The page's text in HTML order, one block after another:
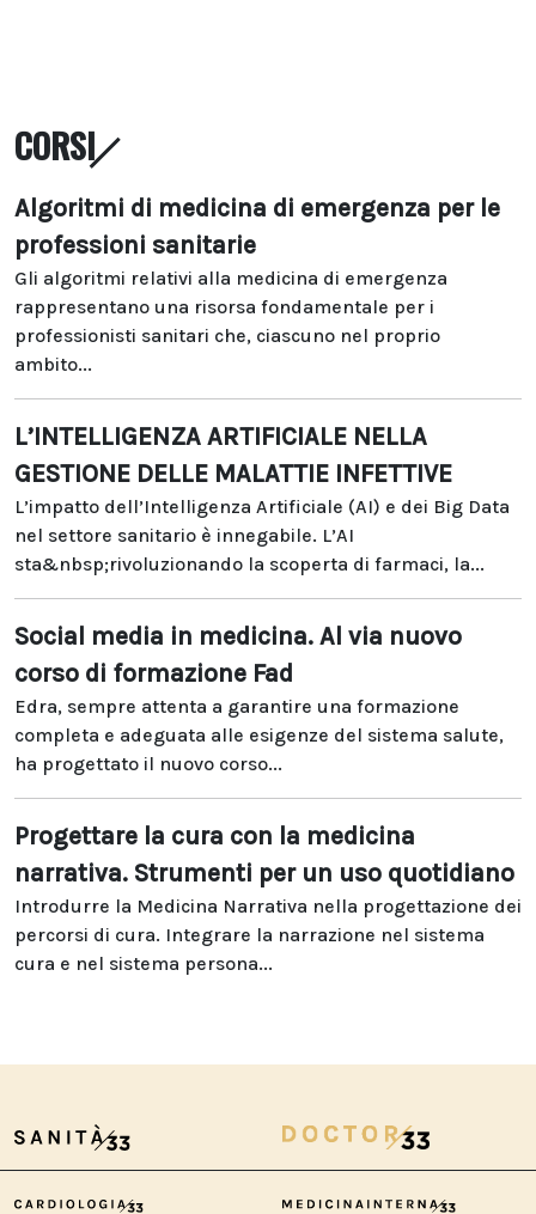
CORSI
Algoritmi di medicina di emergenza per le
professioni sanitarie
Gli algoritmi relativi alla medicina di emergenza
rappresentano una risorsa fondamentale per i
professionisti sanitari che, ciascuno nel proprio
ambito...
L’INTELLIGENZA ARTIFICIALE NELLA
GESTIONE DELLE MALATTIE INFETTIVE
L’impatto dell’Intelligenza Artificiale (AI) e dei Big Data
nel settore sanitario è innegabile. L’AI
sta&nbsp;rivoluzionando la scoperta di farmaci, la...
Social media in medicina. Al via nuovo
corso di formazione Fad
Edra, sempre attenta a garantire una formazione
completa e adeguata alle esigenze del sistema salute,
ha progettato il nuovo corso...
Progettare la cura con la medicina
narrativa. Strumenti per un uso quotidiano
Introdurre la Medicina Narrativa nella progettazione dei
percorsi di cura. Integrare la narrazione nel sistema
cura e nel sistema persona...